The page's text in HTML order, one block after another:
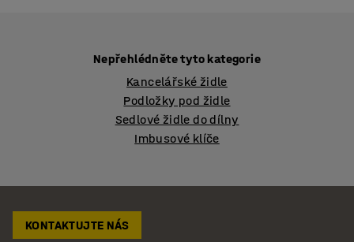
Nepřehlédněte tyto kategorie
Kancelářské židle
Podložky pod židle
Sedlové židle do dílny
Imbusové klíče
KONTAKTUJTE NÁS